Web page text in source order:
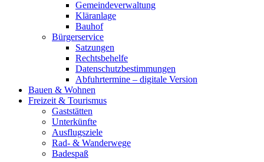
Gemeindeverwaltung
Kläranlage
Bauhof
Bürgerservice
Satzungen
Rechtsbehelfe
Datenschutzbestimmungen
Abfuhrtermine – digitale Version
Bauen & Wohnen
Freizeit & Tourismus
Gaststätten
Unterkünfte
Ausflugsziele
Rad- & Wanderwege
Badespaß